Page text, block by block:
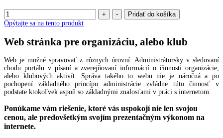
Opýtajte sa na tento produkt
Web stránka pre organizáciu, alebo klub
Web je možné spravovať z rôznych úrovní. Administrátorsky v sledovaní
chodu portálu v písaní a zverejňovaní informácií o činnosti organizácie,
alebo klubových aktivít. Správa takého to webu nie je náročná a po
pochopení základného princípu administrácie zvládne túto činnosť v
podstate ktokoľvek aspoň so základnými znalosťami v práci s internetom.
Ponúkame vám riešenie, ktoré vás uspokojí nie len svojou
cenou, ale predovšetkým svojím prezentačným výkonom na
internete.